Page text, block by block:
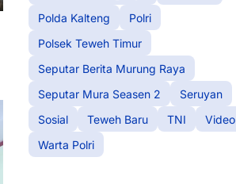
Polda Kalteng
Polri
Polsek Teweh Timur
Seputar Berita Murung Raya
Seputar Mura Seasen 2
Seruyan
Sosial
Teweh Baru TNI
Video
Warta Polri